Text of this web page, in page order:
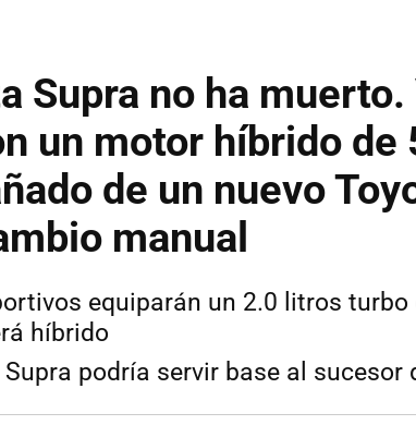
Supra no ha
un motor híbrido de
de un nuevo
manual
equiparán un 2.0 litros turbo
híbrido
Supra podría servir base al sucesor